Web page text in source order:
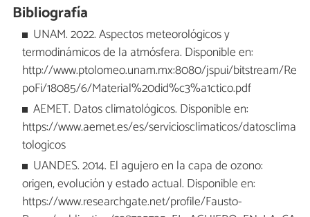
Bibliografía
UNAM. 2022. Aspectos meteorológicos y
termodinámicos de la atmósfera. Disponible en:
http://www.ptolomeo.unam.mx:8080/jspui/bitstream/Re
poFi/18085/6/Material%20did%c3%a1ctico.pdf
AEMET. Datos climatológicos. Disponible en:
https://www.aemet.es/es/serviciosclimaticos/datosclima
tologicos
UANDES. 2014. El agujero en la capa de ozono:
origen, evolución y estado actual. Disponible en:
https://www.researchgate.net/profile/Fausto-